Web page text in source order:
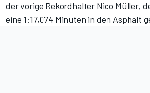
der vorige Rekordhalter Nico Müller,
eine 1:17,074 Minuten in den Asphalt